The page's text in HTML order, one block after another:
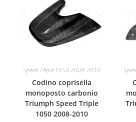
Speed Triple 1050 2008-2010
Codino coprisella
monoposto carbonio
Triumph Speed Triple
1050 2008-2010